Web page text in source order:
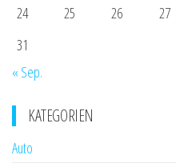
24
25 26 27
31
« Sep.
KATEGORIEN
Auto